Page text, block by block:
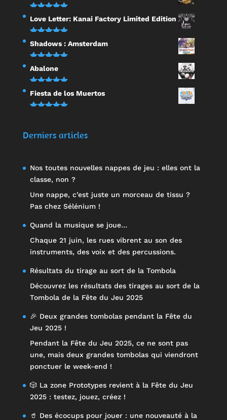
sur 5
Note 5.00
sur 5
Love Letter: Kanai Factory Limited Edition
Note5.00
sur 5
Shadows : Amsterdam
Note5.00
sur 5
Abalone
Note5.00
sur 5
Fiesta de los Muertos
Derniers articles
Nos toutes nouvelles nappes de jeu : elles ont la
classe, non ?
Une nappe, c’est juste un morceau de tissu ?
Pas chez Sélénium !
Quand la musique se joue…
Chaque 21 juin, les rues vibrent au son des
instruments, des voix et des percussions.
Résultats du tirage au sort de la Tombola
Découvrez les résultats des tirages au sort de la
Tombola de la Fête du Jeu 2025
🎉 Deux grandes tombolas pendant la Fête du
Jeu 2025 !
Pendant la Fête du Jeu 2025, ce ne sont pas
une, mais deux grandes tombolas qui viendront
ponctuer le week-end !
🎲 La zone Prototypes revient à la Fête du Jeu
2025 : testez, jouez, créez !
🥤 Des écocups pour jouer : une nouveauté à la